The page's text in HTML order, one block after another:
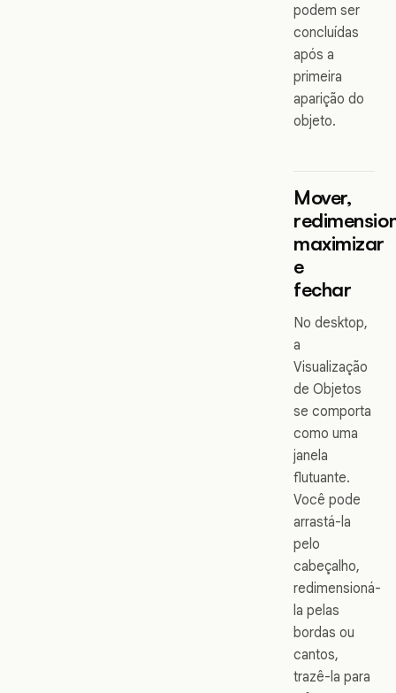
podem ser
concluídas
após a
primeira
aparição do
objeto.
Mover,
maximizar
e
fechar
No desktop,
a
Visualização
de Objetos
se comporta
como uma
janela
flutuante.
Você pode
arrastá-la
pelo
cabeçalho,
redimensioná-
la pelas
bordas ou
cantos,
trazê-la para